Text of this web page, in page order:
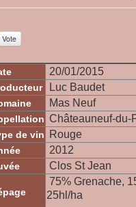
20/01/2015
Luc Baudet
Mas Neuf
Châteauneuf-du-
de vin Rouge
2012
Clos St Jean
75% Grenache,
25hl/ha